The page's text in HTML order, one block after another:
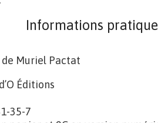
Informations
Muriel Pactat
Éditions
35-7